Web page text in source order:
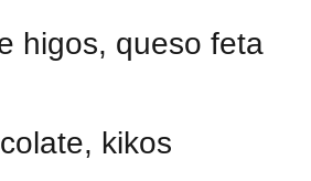
higos, queso feta
kikos